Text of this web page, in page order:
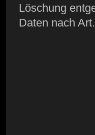
Löschung
Daten nach